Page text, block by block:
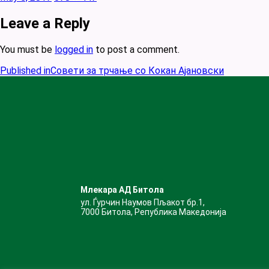
Leave a Reply
You must be logged in to post a comment.
Published inСовети за трчање со Кокан Ајановски
Млекара АД Битола
ул. Ѓурчин Наумов Пљакот бр.1,
7000 Битола, Република Македонија